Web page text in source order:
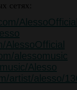
сетях:
AlessoOfficial
alessomusic
Alesso
artist/alesso/